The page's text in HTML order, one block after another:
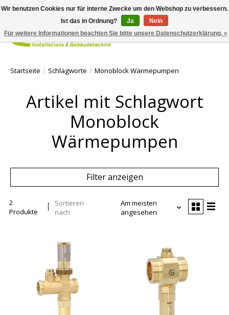
Ihr
Startseite / Schlagworte / Monoblock Wärmepumpen
Artikel mit Schlagwort
Monoblock
Wärmepumpen
Filter anzeigen
2
Produkte
Sortieren
nach
Am meisten
angesehen
Wir benutzen Cookies nur für interne Zwecke um den Webshop zu verbessern.
Ist das in Ordnung?
Ja
Nein
Für weitere Informationen beachten Sie bitte unsere Datenschutzerklärung. »